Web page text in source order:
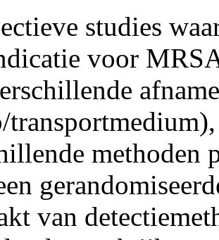
studies
voor
methoden
van